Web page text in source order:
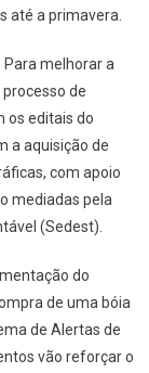
até a primavera.
Para melhorar a
de
os editais do
a aquisição de
com apoio
mediadas pela
(Sedest).
do
de uma bóia
de Alertas de
vão reforçar o